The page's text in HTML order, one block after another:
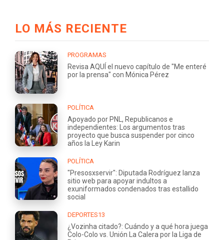
LO MÁS RECIENTE
PROGRAMAS
Revisa AQUÍ el nuevo capítulo de "Me enteré
por la prensa" con Mónica Pérez
POLÍTICA
Apoyado por PNL, Republicanos e
independientes: Los argumentos tras
proyecto que busca suspender por cinco
años la Ley Karin
POLÍTICA
"Presosxservir": Diputada Rodríguez lanza
sitio web para apoyar indultos a
exuniformados condenados tras estallido
social
DEPORTES13
¿Vozinha citado?: Cuándo y a qué hora juega
Colo-Colo vs. Unión La Calera por la Liga de